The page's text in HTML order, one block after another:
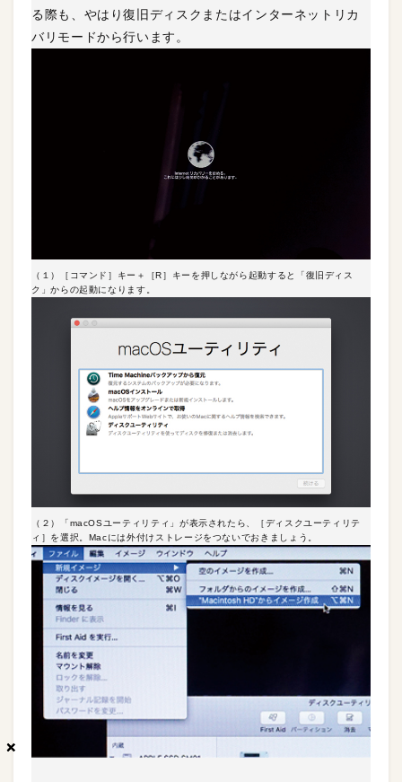
×
×
×
る際も、やはり復旧ディスクまたはインターネットリカ
バリモードから行います。
（１）［コマンド］キー＋［R］キーを押しながら起動すると「復旧ディス
ク」からの起動になります。
（２）「macOSユーティリティ」が表示されたら、［ディスクユーティリテ
ィ］を選択。Macには外付けストレージをつないでおきましょう。